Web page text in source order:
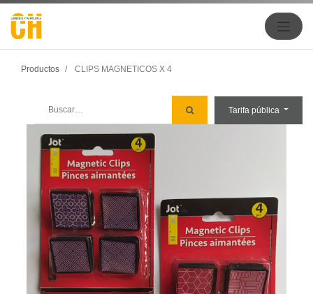
Productos CLIPS MAGNETICOS X 4
Tarifa pública